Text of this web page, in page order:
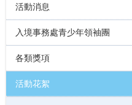
活動消息
入境事務處青少年領袖團
各類獎項
活動花絮